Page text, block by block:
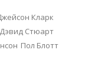
Кларк
Стюарт
Пол Блотт